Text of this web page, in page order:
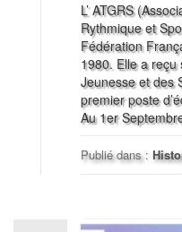
L’ ATGRS
Rythmique et
Fédération
1980. Elle a
Jeunesse et des
premier poste
Au 1er
Publié dans :